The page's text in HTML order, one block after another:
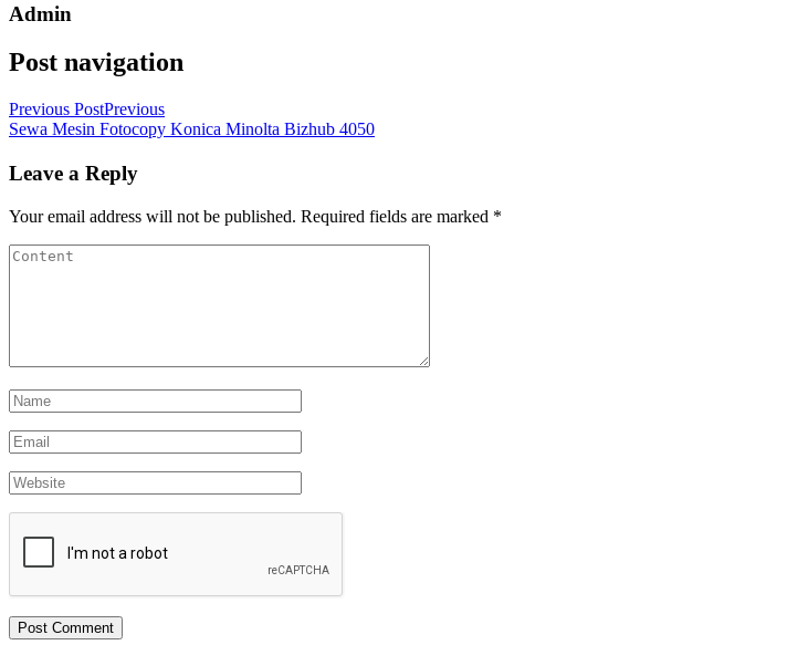
Admin
Post navigation
Previous PostPrevious
Sewa Mesin Fotocopy Konica Minolta Bizhub 4050
Leave a Reply
Your email address will not be published. Required fields are marked *